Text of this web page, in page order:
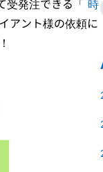
受発注できる「 時
アント様の依頼に